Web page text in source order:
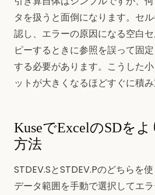
タを扱うと面倒になります。セ
認し、エラーの原因になる空白
ピーするときに参照を誤って固
する必要があります。こうした
ットが大きくなるほどすぐに積み
KuseでExcelのSDを
方法
STDEV.SとSTDEV.Pのどちらを
データ範囲を手動で選択してエ